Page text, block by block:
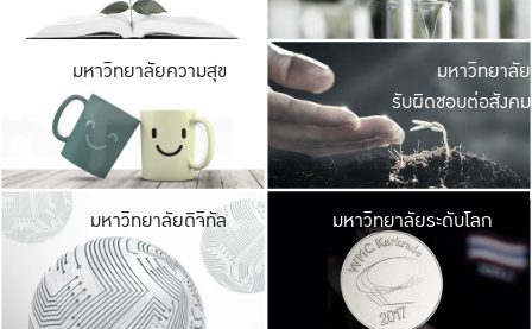
มหาวิทยาลัยความสุข มหาวิ
ค
เปิดประ
และพบเรื่องราวใ
มหาวิทยาลัย
รับผิดชอบต่อสังคม
มหาวิทยาลัยดิจิทัล มหาวิ
เปลี่ยนแปลง แล
เพื่อทำง
ระบบสารสนเทศ
มหาวิทยาลัยระดับโลก